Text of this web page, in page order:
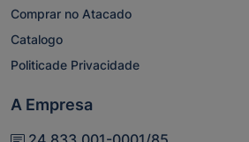
Comprar no Atacado
Catalogo
Politicade Privacidade
A Empresa